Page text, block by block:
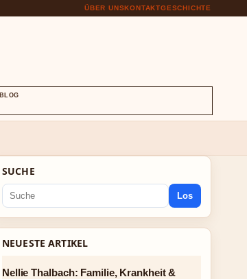
ÜBER UNSKONTAKTGESCHICHTE
BLOG
SUCHE
Los
NEUESTE ARTIKEL
Nellie Thalbach: Familie, Krankheit &